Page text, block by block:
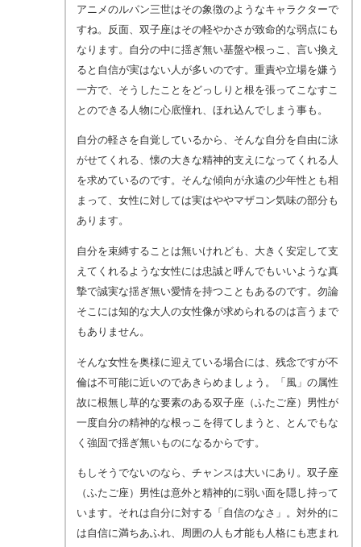
アニメのルパン三世はその象徴のようなキャラクターで
すね。反面、双子座はその軽やかさが致命的な弱点にも
なります。自分の中に揺ぎ無い基盤や根っこ、言い換え
ると自信が実はない人が多いのです。重責や立場を嫌う
一方で、そうしたことをどっしりと根を張ってこなすこ
とのできる人物に心底憧れ、ほれ込んでしまう事も。
自分の軽さを自覚しているから、そんな自分を自由に泳
がせてくれる、懐の大きな精神的支えになってくれる人
を求めているのです。そんな傾向が永遠の少年性とも相
まって、女性に対しては実はややマザコン気味の部分も
あります。
自分を束縛することは無いけれども、大きく安定して支
えてくれるような女性には忠誠と呼んでもいいような真
摯で誠実な揺ぎ無い愛情を持つこともあるのです。勿論
そこには知的な大人の女性像が求められるのは言うまで
もありません。
そんな女性を奥様に迎えている場合には、残念ですが不
倫は不可能に近いのであきらめましょう。「風」の属性
故に根無し草的な要素のある双子座（ふたご座）男性が
一度自分の精神的な根っこを得てしまうと、とんでもな
く強固で揺ぎ無いものになるからです。
もしそうでないのなら、チャンスは大いにあり。双子座
（ふたご座）男性は意外と精神的に弱い面を隠し持って
います。それは自分に対する「自信のなさ」。対外的に
は自信に満ちあふれ、周囲の人も才能も人格にも恵まれ